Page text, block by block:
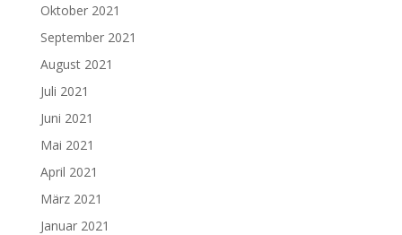
Oktober 2021
September 2021
August 2021
Juli 2021
Juni 2021
Mai 2021
April 2021
März 2021
Januar 2021